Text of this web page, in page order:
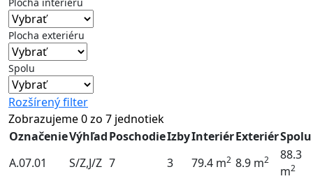
Plocha exteriéru
Spolu
Rozšírený filter
Zobrazujeme0zo 7 jednotiek
OznačenieVýhľadPoschodieIzbyInteriérExteriérSpolu
A.07.01
S/Z,J/Z 7 3 79.4 m2 8.9 m2
88.3
m2